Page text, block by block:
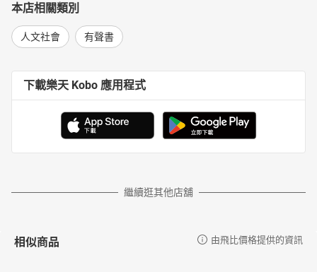
本店相關類別
人文社會 有聲書
下載樂天 Kobo 應用程式
繼續逛其他店舖
相似商品 由飛比價格提供的資訊